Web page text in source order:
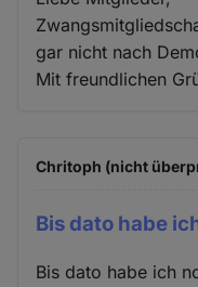
gar nicht nach
Mit freundlichen
Chritoph (nicht
Bis dato habe
Bis dato habe ich